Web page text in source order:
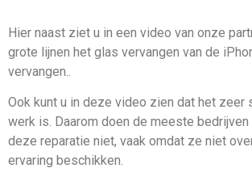
Hier naast ziet u in een video van onze
grote lijnen het glas vervangen van de
vervangen..
Ook kunt u in deze video zien dat het zeer
werk is. Daarom doen de meeste bedrijven
deze reparatie niet, vaak omdat ze niet
ervaring beschikken.